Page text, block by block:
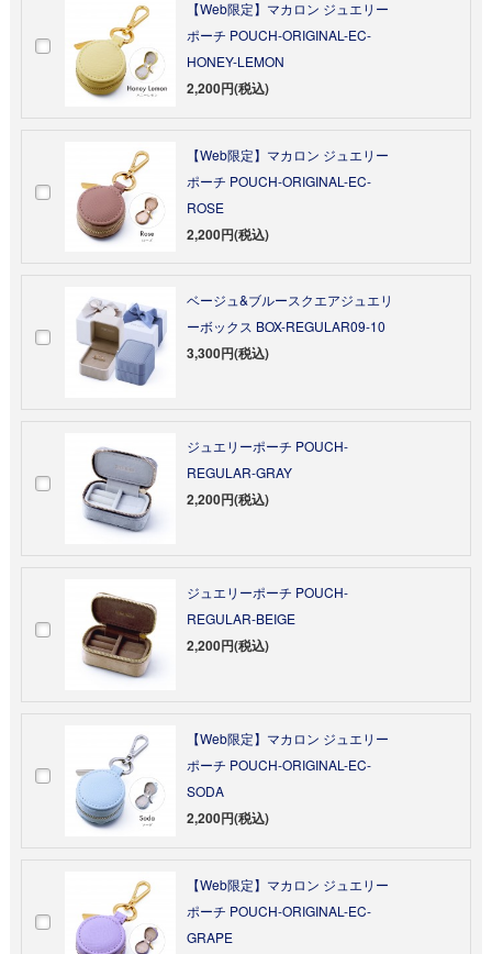
【Web限定】マカロン ジュエリー
ポーチ POUCH-ORIGINAL-EC-
HONEY-LEMON
2,200円(税込)
【Web限定】マカロン ジュエリー
ポーチ POUCH-ORIGINAL-EC-
ROSE
2,200円(税込)
ベージュ&ブルースクエアジュエリ
ーボックス BOX-REGULAR09-10
3,300円(税込)
ジュエリーポーチ POUCH-
REGULAR-GRAY
2,200円(税込)
ジュエリーポーチ POUCH-
REGULAR-BEIGE
2,200円(税込)
【Web限定】マカロン ジュエリー
ポーチ POUCH-ORIGINAL-EC-
SODA
2,200円(税込)
【Web限定】マカロン ジュエリー
ポーチ POUCH-ORIGINAL-EC-
GRAPE